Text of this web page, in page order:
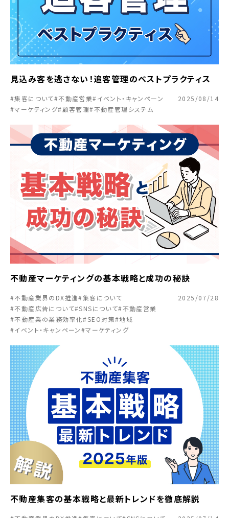
見込み客を逃さない！追客管理のベストプラクティス
#集客について#不動産営業#イベント・キャンペーン
#マーケティング#顧客管理#不動産管理システム
2025/08/14
不動産マーケティングの基本戦略と成功の秘訣
#不動産業界のDX推進#集客について
#不動産広告について#SNSについて#不動産営業
#不動産業の業務効率化#SEO対策#地域
#イベント・キャンペーン#マーケティング
2025/07/28
不動産集客の基本戦略と最新トレンドを徹底解説